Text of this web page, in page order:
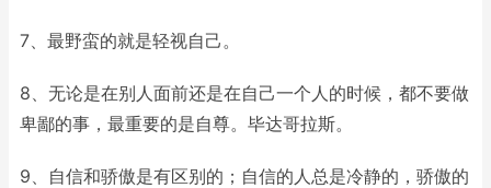
7、最野蛮的就是轻视自己。
8、无论是在别人面前还是在自己一个人的时候，都不要做
卑鄙的事，最重要的是自尊。毕达哥拉斯。
9、自信和骄傲是有区别的；自信的人总是冷静的，骄傲的